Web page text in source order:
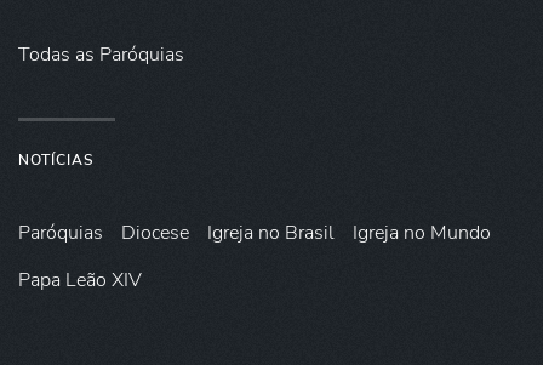
Todas as Paróquias
NOTÍCIAS
Paróquias Diocese Igreja no Brasil
Igreja no Mundo
Papa Leão XIV